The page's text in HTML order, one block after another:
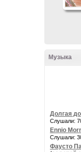
Музыка
Долгая
Слушали:
Ennio
Слушали:
Фаусто